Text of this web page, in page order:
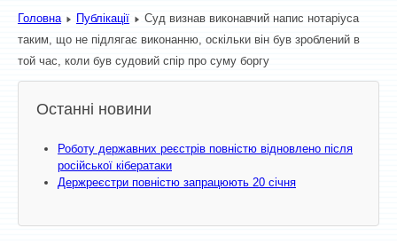
Головна Публікації
Суд визнав виконавчий напис нотаріуса
таким, що не підлягає виконанню, оскільки він був зроблений в
той час, коли був судовий спір про суму боргу
Останні новини
Роботу державних реєстрів повністю відновлено після
російської кібератаки
Держреєстри повністю запрацюють 20 січня